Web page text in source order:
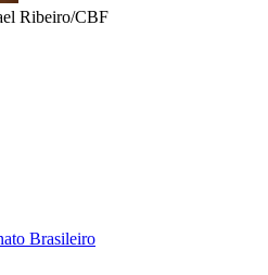
Ribeiro/CBF
Brasileiro